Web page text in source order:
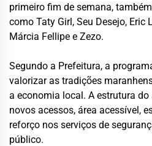
primeiro fim de semana,
como Taty Girl, Seu Desejo, Eric
Márcia Fellipe e Zezo.
Segundo a Prefeitura, a
valorizar as tradições
a economia local. A estrutura
novos acessos, área acessível,
reforço nos serviços de
público.